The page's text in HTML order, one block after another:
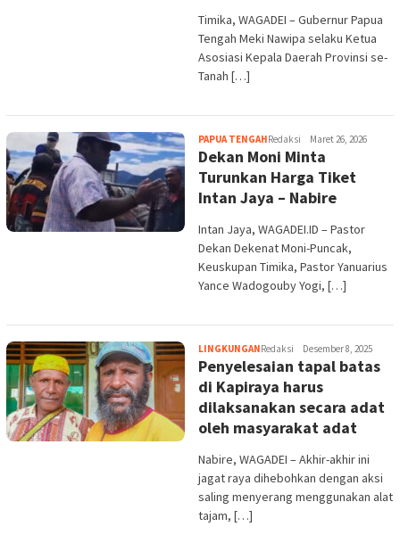
Timika, WAGADEI – Gubernur Papua
Tengah Meki Nawipa selaku Ketua
Asosiasi Kepala Daerah Provinsi se-
Tanah […]
PAPUA TENGAHRedaksi Maret 26, 2026
Dekan Moni Minta
Turunkan Harga Tiket
Intan Jaya – Nabire
Intan Jaya, WAGADEI.ID – Pastor
Dekan Dekenat Moni-Puncak,
Keuskupan Timika, Pastor Yanuarius
Yance Wadogouby Yogi, […]
LINGKUNGANRedaksi Desember 8, 2025
Penyelesaian tapal batas
di Kapiraya harus
dilaksanakan secara adat
oleh masyarakat adat
Nabire, WAGADEI – Akhir-akhir ini
jagat raya dihebohkan dengan aksi
saling menyerang menggunakan alat
tajam, […]